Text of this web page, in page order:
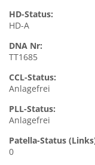
HD-Status:
HD-A
DNA Nr:
TT1685
CCL-Status:
Anlagefrei
PLL-Status:
Anlagefrei
Patella-Status
0